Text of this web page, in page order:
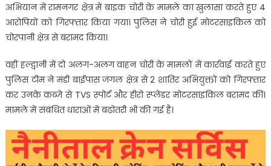
अभियान में रामनगर क्षेत्र में बाइक चोरी के मामले का खुलासा करते हुए 4
आरोपियों को गिरफ्तार किया गया। पुलिस ने चोरी हुई मोटरसाइकिल को
चोरपानी क्षेत्र से बरामद किया।
वहीं हल्द्वानी में दो अलग-अलग वाहन चोरी के मामलों में कार्रवाई करते हुए
पुलिस टीम ने मंडी बाईपास जंगल क्षेत्र से 2 शातिर अभियुक्तों को गिरफ्तार
कर उनके कब्जे से TVS स्पोर्ट और हीरो स्प्लेंडर मोटरसाइकिल बरामद कीं।
मामले में संबंधित धाराओं में बढ़ोतरी भी की गई है।